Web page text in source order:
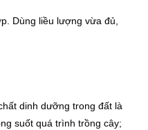
Dùng liều lượng vừa đủ,
dinh dưỡng trong đất là
suốt quá trình trồng cây;